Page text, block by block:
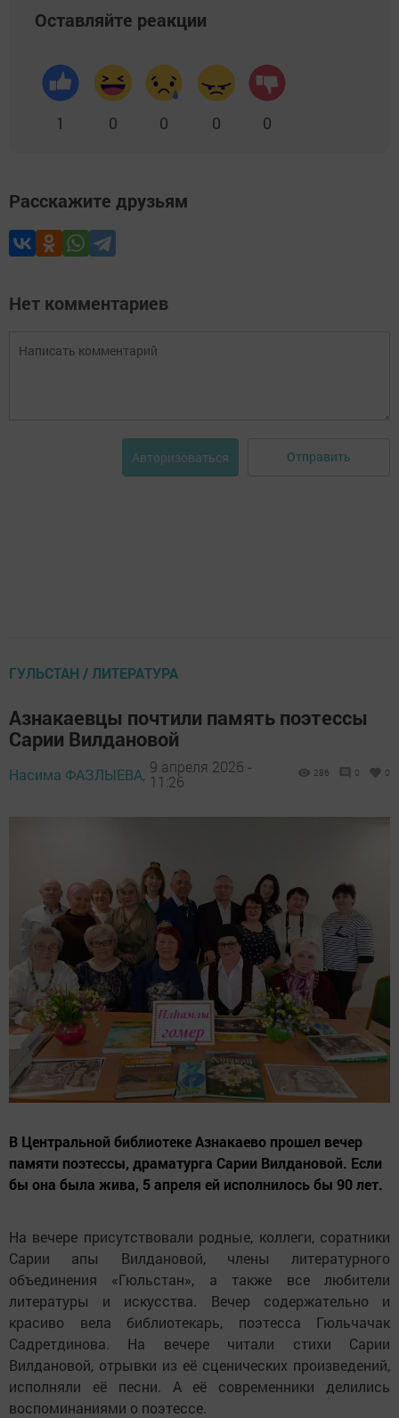
Оставляйте реакции
1 0 0 0 0
Расскажите друзьям
Нет комментариев
Авторизоваться Отправить
ГУЛЬСТАН / ЛИТЕРАТУРА
Азнакаевцы почтили память поэтессы
Сарии Вилдановой
Насима ФАЗЛЫЕВА, 9 апреля 2026 -
11:26
286 0 0
В Центральной библиотеке Азнакаево прошел вечер
памяти поэтессы, драматурга Сарии Вилдановой. Если
бы она была жива, 5 апреля ей исполнилось бы 90 лет.
На вечере присутствовали родные, коллеги, соратники
Сарии апы Вилдановой, члены литературного
объединения «Гюльстан», а также все любители
литературы и искусства. Вечер содержательно и
красиво вела библиотекарь, поэтесса Гюльчачак
Садретдинова. На вечере читали стихи Сарии
Вилдановой, отрывки из её сценических произведений,
исполняли её песни. А её современники делились
воспоминаниями о поэтессе.